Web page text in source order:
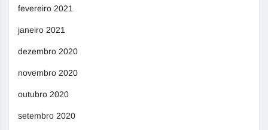
fevereiro 2021
janeiro 2021
dezembro 2020
novembro 2020
outubro 2020
setembro 2020